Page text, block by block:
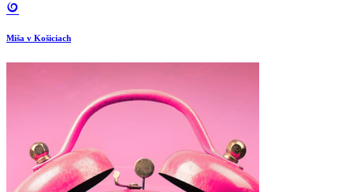
Miša v Košiciach